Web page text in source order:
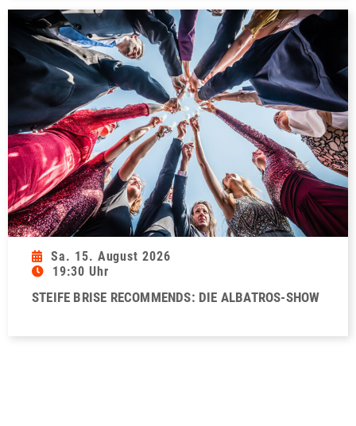
Sa. 15. August 2026
19:30 Uhr
STEIFE BRISE RECOMMENDS: DIE ALBATROS-SHOW